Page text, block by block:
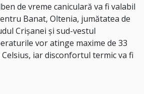
de vreme caniculară va fi valabil
Banat, Oltenia, jumătatea de
Crişanei și sud-vestul
vor atinge maxime de 33
iar disconfortul termic va fi